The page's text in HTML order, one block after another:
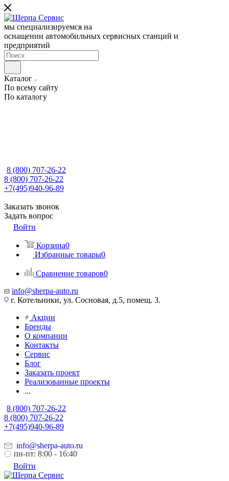
мы специализируемся на
оснащении автомобильных сервисных станций и
предприятий
Каталог
По всему сайту
По каталогу
8 (800) 707-26-22
8 (800) 707-26-22
+7(495)940-96-89
Заказать звонок
Задать вопрос
Войти
Корзина0
Избранные товары0
Сравнение товаров0
info@sherpa-auto.ru
г. Котельники, ул. Сосновая, д.5, помещ. 3.
Акции
Бренды
О компании
Контакты
Сервис
Блог
Заказать проект
Реализованные проекты
...
8 (800) 707-26-22
8 (800) 707-26-22
+7(495)940-96-89
info@sherpa-auto.ru
пн-пт: 8:00 - 16:40
Войти